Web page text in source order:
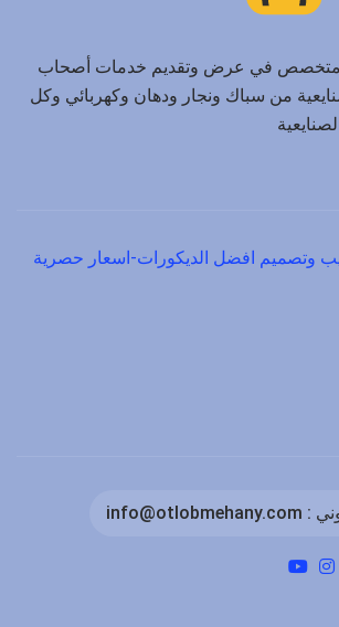
متخصص في عرض وتقديم خدمات أصحاب
من سباك ونجار ودهان وكهربائي وكل
وتصميم افضل الديكورات-اسعار حصرية
:
info@otlobmehany.com